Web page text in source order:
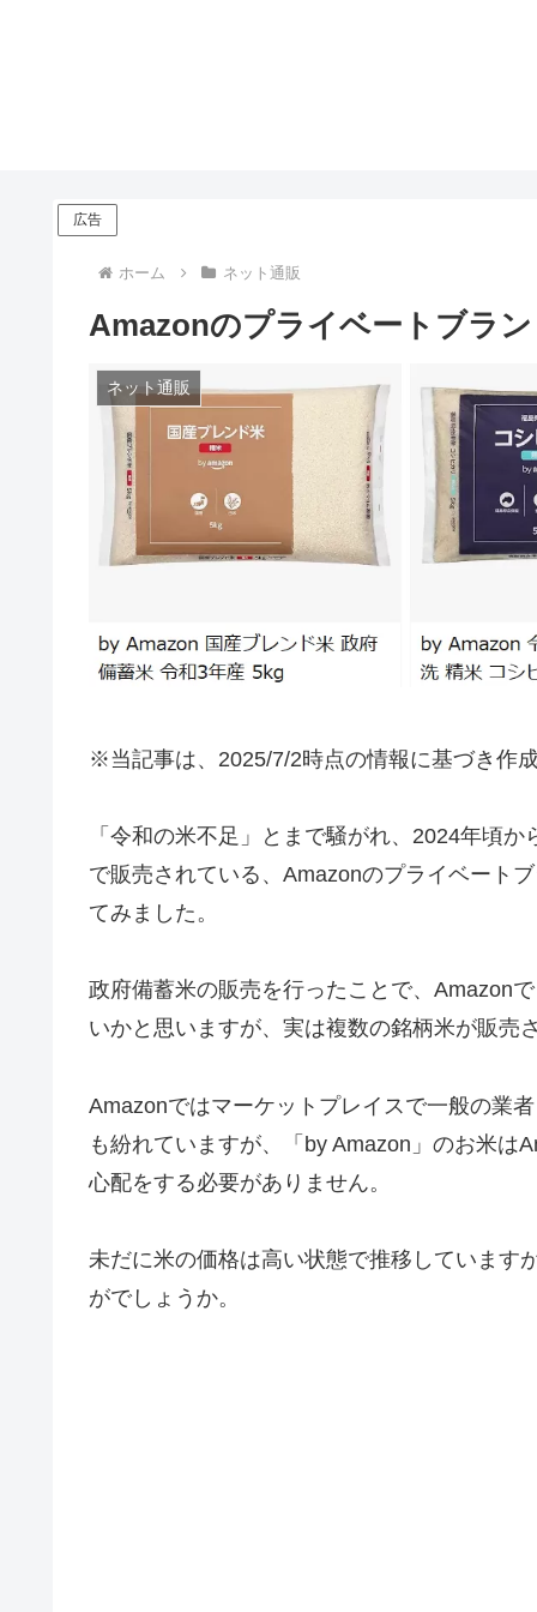
広告
ホーム ネット通販
Amazonのプライベートブラ
ネット通販
※当記事は、2025/7/2時点の情報に基づき作
「令和の米不足」とまで騒がれ、2024年頃
で販売されている、Amazonのプライベート
てみました。
政府備蓄米の販売を行ったことで、Amazon
いかと思いますが、実は複数の銘柄米が販売
Amazonではマーケットプレイスで一般の業
も紛れていますが、「by Amazon」のお米は
心配をする必要がありません。
未だに米の価格は高い状態で推移しています
がでしょうか。